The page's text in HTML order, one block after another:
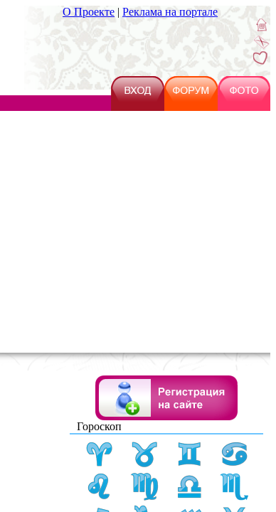
О Проекте | Реклама на портале
Гороскоп